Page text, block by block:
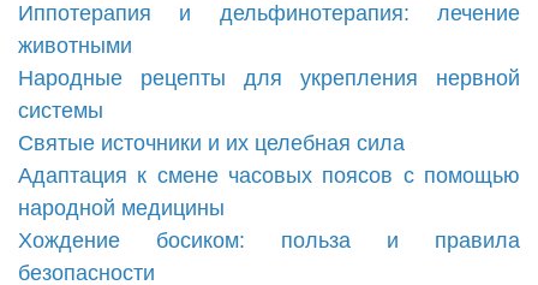
Иппотерапия и дельфинотерапия: лечение
животными
Народные рецепты для укрепления нервной
системы
Святые источники и их целебная сила
Адаптация к смене часовых поясов с помощью
народной медицины
Хождение босиком: польза и правила
безопасности